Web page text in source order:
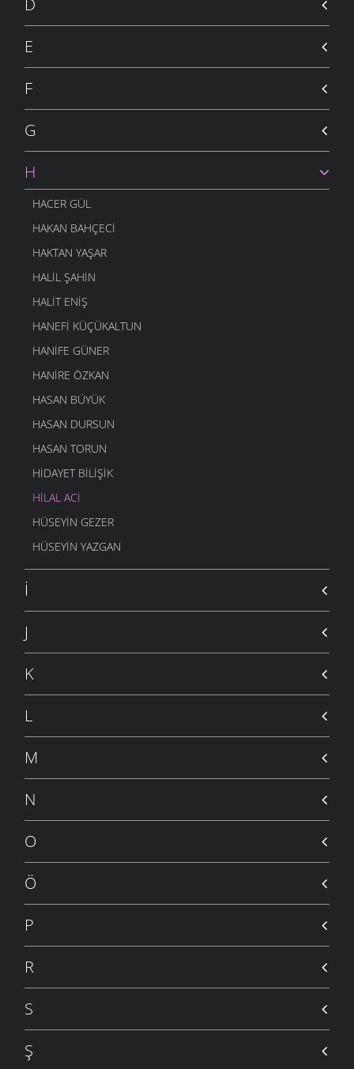
D
E
F
G
H
HACER GÜL
HAKAN BAHÇECI
HAKTAN YAŞAR
HALIL ŞAHIN
HALIT ENIŞ
HANEFI KÜÇÜKALTUN
HANIFE GÜNER
HANIRE ÖZKAN
HASAN BÜYÜK
HASAN DURSUN
HASAN TORUN
HIDAYET BILIŞIK
HILAL ACI
HÜSEYIN GEZER
HÜSEYIN YAZGAN
İ
J
K
L
M
N
O
Ö
P
R
S
Ş